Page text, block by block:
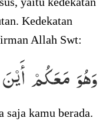
Kedekatan
Allah Swt:
وَهُوَ مَعَكُمۡ
saja kamu berada.